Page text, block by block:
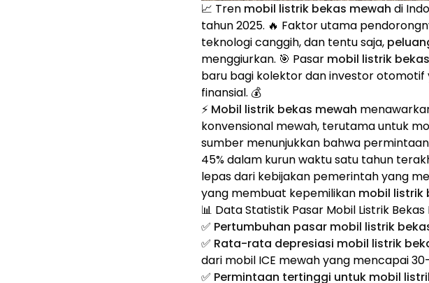
📈 Tren mobil listrik bekas mewah di
tahun 2025. 🔥 Faktor utama
teknologi canggih, dan tentu saja,
menggiurkan. 🎯 Pasar mobil listrik
baru bagi kolektor dan investor otomotif
finansial. 💰
⚡ Mobil listrik bekas mewah
konvensional mewah, terutama untuk
sumber menunjukkan bahwa
45% dalam kurun waktu satu tahun
lepas dari kebijakan pemerintah yang
yang membuat kepemilikan mobil listrik
📊 Data Statistik Pasar Mobil Listrik
✅ Pertumbuhan pasar mobil listrik
✅ Rata-rata depresiasi mobil listrik
dari mobil ICE mewah yang mencapai
✅ Permintaan tertinggi untuk mobil